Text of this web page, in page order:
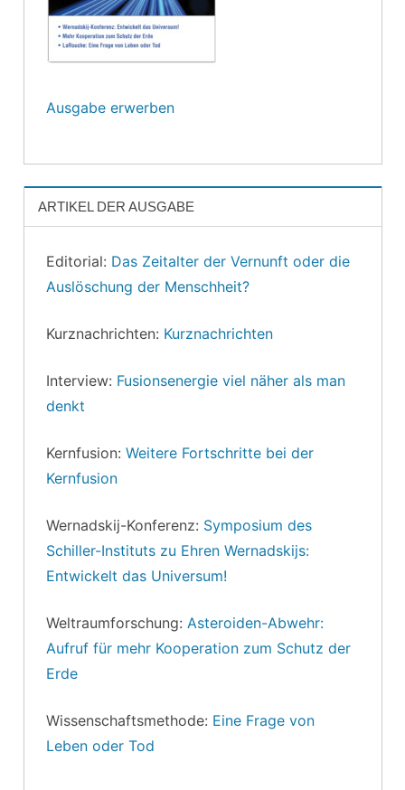
Ausgabe erwerben
ARTIKEL DER AUSGABE
Editorial: Das Zeitalter der Vernunft oder die
Auslöschung der Menschheit?
Kurznachrichten: Kurznachrichten
Interview: Fusionsenergie viel näher als man
denkt
Kernfusion: Weitere Fortschritte bei der
Kernfusion
Wernadskij-Konferenz: Symposium des
Schiller-Instituts zu Ehren Wernadskijs:
Entwickelt das Universum!
Weltraumforschung: Asteroiden-Abwehr:
Aufruf für mehr Kooperation zum Schutz der
Erde
Wissenschaftsmethode: Eine Frage von
Leben oder Tod